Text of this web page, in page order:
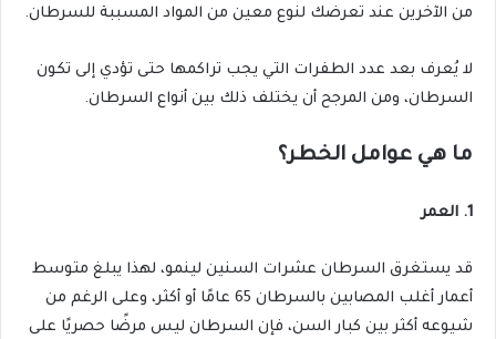
من الآخرين عند تعرضك لنوع معين من المواد المسببة للسرطان.
لا يُعرف بعد عدد الطفرات التي يجب تراكمها حتى تؤدي إلى تكون
السرطان، ومن المرجح أن يختلف ذلك بين أنواع السرطان.
ما هي عوامل الخطر؟
1. العمر
قد يستغرق السرطان عشرات السنين لينمو، لهذا يبلغ متوسط
أعمار أغلب المصابين بالسرطان 65 عامًا أو أكثر، وعلى الرغم من
شيوعه أكثر بين كبار السن، فإن السرطان ليس مرضًا حصريًا على